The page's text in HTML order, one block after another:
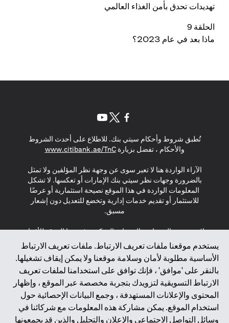
تهديدات تحدق بأمن الغذاء العالمي
الحلقة 9
ماذا بعد في عام 2023؟
يستخدم موقعنا ملفات تعريف الارتباط. ملفات تعريف الارتباط
الأساسية مطلوبة لأمان وسلامة موقعنا ولا يمكن إيقاف تشغيلها.
بالنقر على 'موافق' ، فإنك توافق على استخدامنا لملفات تعريف
الارتباط التسويقية لتزويدك بتجربة مخصصة عبر الموقع ، وإظهار
المحتوى والإعلانات المستهدفة ، وجمع البيانات الإحصائية حول
استخدام الموقع. يمكن مشاركة هذه المعلومات مع شركائنا في
وسائل التواصل الاجتماعي والإعلان والتحليل والذين قد يجمعونها
تُطبق شروط وأحكام سيتي بنك. للاطلاع على أحدث الشروط
والأحكام ، تفضل بزيارةwww.citibank.ae/TnC
in a new tab
الآراء الواردة هنا لا تعبر سوى عن وجهة نظر المؤلفين ولا تمثل
بالضرورة وجهات نظر سيتي بنك الإمارات أو تعكسها. لا تشكل
المعلومات الواردة في هذا الموقع نصيحة استثمارية أو عرضًا
للاستثمار أو تقديم خدمات إدارية وتخضع للتعديل دون إشعار
مسبق.
لا يتم تقديم المنتجات والخدمات المذكورة في هذا الموقع للأفراد
المقيمين في الاتحاد الأوروبي أو المنطقة الاقتصادية الأوروبية أو
سويسرا أو غيرنسي أو جيرسي أو موناكو أو سان مارينو أو
الفاتيكان أو جزيرة مان أو المملكة المتحدة أو خصوصية البيانات
(لائحة حماية البيانات العامة \ قانون حماية البيانات الشخصية
العامة \ قانون خصوصية نيوزيلندا). المحتوى الموجود في هذه
الصفحة ليس ولا ينبغي تفسيره على أنه عرض أو دعوة أو دعوة
لشراء أو بيع أي من المنتجات والخدمات المذكورة هنا لمثل هؤلاء
الأفراد.